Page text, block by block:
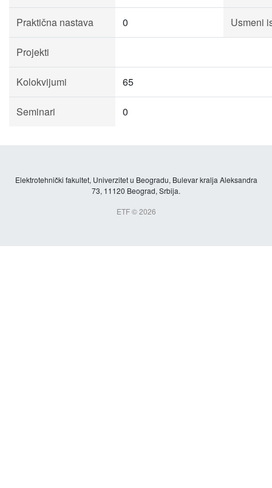
Praktična nastava 0 Usmeni
Projekti
Kolokvijumi 65
Seminari 0
Elektrotehnički fakultet, Univerzitet u Beogradu, Bulevar kralja Aleksandra
73, 11120 Beograd, Srbija.
ETF © 2026